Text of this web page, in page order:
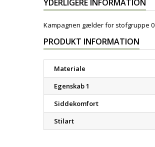
YDERLIGERE INFORMATION
Kampagnen gælder for stofgruppe 0
PRODUKT INFORMATION
Materiale
Egenskab 1
Siddekomfort
Stilart